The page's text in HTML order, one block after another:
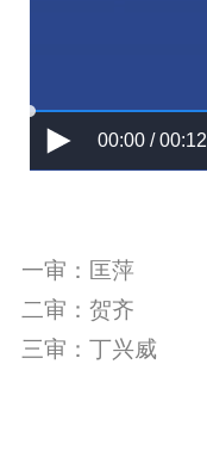
00:00 / 00:12
一审：匡萍
二审：贺齐
三审：丁兴威